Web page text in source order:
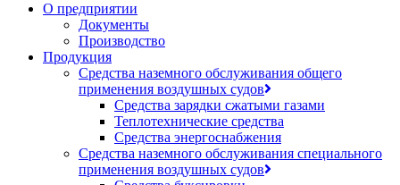
О предприятии
Документы
Производство
Продукция
Средства наземного обслуживания общего
применения воздушных судов
Средства зарядки сжатыми газами
Теплотехнические средства
Средства энергоснабжения
Средства наземного обслуживания специального
применения воздушных судов